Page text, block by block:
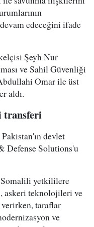
edeceğini ifade
Şeyh Nur
ve Sahil Güvenliği
Omar ile üst
aldı.
transferi
devlet
Defense Solutions'u
yetkililere
askeri teknolojileri ve
taraflar
ve